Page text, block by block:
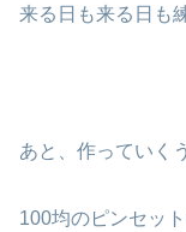
来る日も来る日も
あと、作っていく
100均のピンセッ